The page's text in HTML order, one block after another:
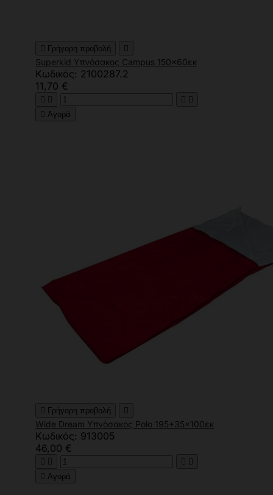
 Γρήγορη προβολή 
Superkid Υπνόσακος Campus 150x60εκ
Κωδικός: 2100287.2
11,70 €
   
 Αγορά
 Γρήγορη προβολή 
Wide Dream Υπνόσακος Polo 195+35x100εκ
Κωδικός: 913005
46,00 €
   
 Αγορά